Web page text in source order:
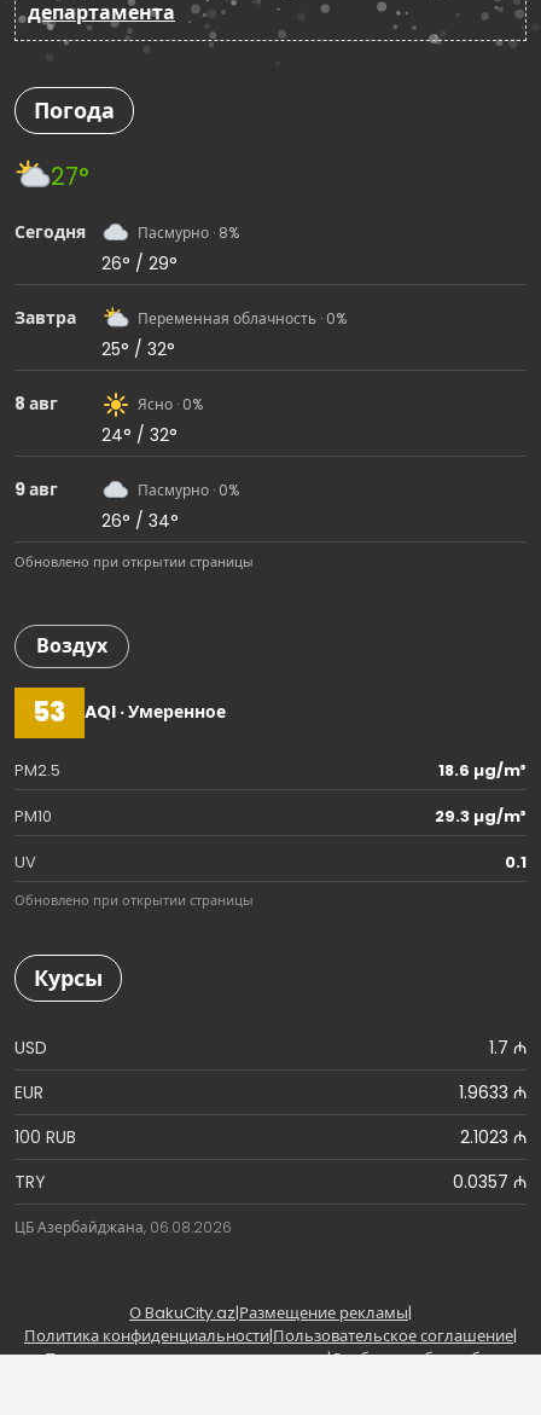
департамента
Погода
27°
Сегодня Пасмурно · 8%
26° / 29°
Завтра Переменная облачность · 0%
25° / 32°
8 авг Ясно · 0%
24° / 32°
9 авг Пасмурно · 0%
26° / 34°
Обновлено при открытии страницы
Воздух
53 AQI · Умеренное
PM2.5
18.6 µg/m³
PM10
29.3 µg/m³
UV
0.1
Обновлено при открытии страницы
Курсы
USD
1.7 ₼
EUR
1.9633 ₼
100 RUB
2.1023 ₼
TRY
0.0357 ₼
ЦБ Азербайджана, 06.08.2026
О BakuCity.az|Размещение рекламы|
Политика конфиденциальности|Пользовательское соглашение|
Правила использования материалов|Сообщить об ошибке